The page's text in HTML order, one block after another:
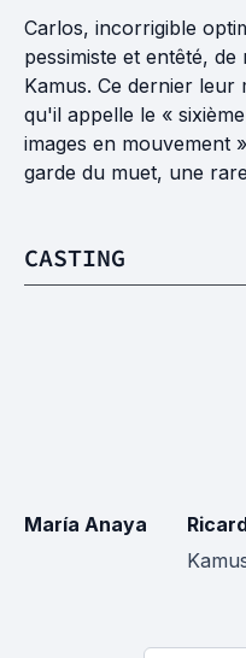
Carlos, incorrigible
pessimiste et entêté,
Kamus. Ce dernier
qu'il appelle le «
images en mouvement
garde du muet, une
CASTING
María Anaya